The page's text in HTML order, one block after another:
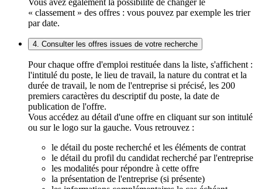
« classement » des offres : vous pouvez par exemple les trier
par date.
4. Consulter les offres issues de votre recherche
Pour chaque offre d'emploi restituée dans la liste, s'affichent :
l'intitulé du poste, le lieu de travail, la nature du contrat et la
durée de travail, le nom de l'entreprise si précisé, les 200
premiers caractères du descriptif du poste, la date de
publication de l'offre.
Vous accédez au détail d'une offre en cliquant sur son intitulé
ou sur le logo sur la gauche. Vous retrouvez :
le détail du poste recherché et les éléments de contrat
le détail du profil du candidat recherché par l'entreprise
les modalités pour répondre à cette offre
la présentation de l'entreprise (si présente)